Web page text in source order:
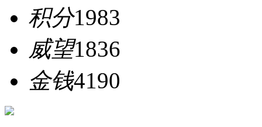
积分1983
威望1836
金钱4190